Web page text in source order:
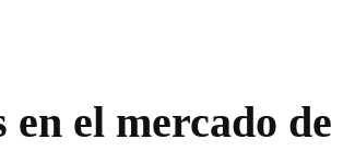
en el mercado de